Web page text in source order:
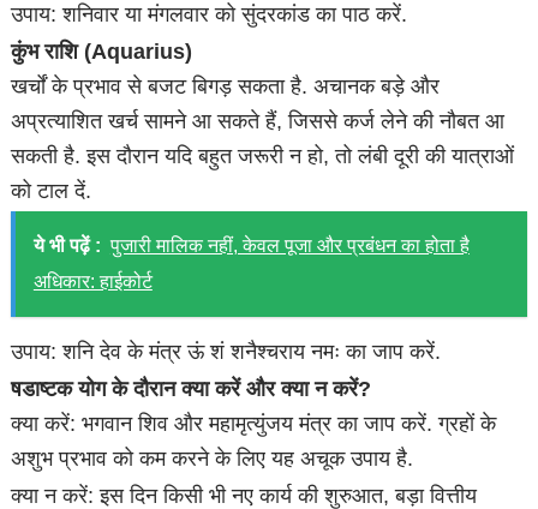
उपाय: शनिवार या मंगलवार को सुंदरकांड का पाठ करें.
कुंभ राशि (Aquarius)
खर्चों के प्रभाव से बजट बिगड़ सकता है. अचानक बड़े और
अप्रत्याशित खर्च सामने आ सकते हैं, जिससे कर्ज लेने की नौबत आ
सकती है. इस दौरान यदि बहुत जरूरी न हो, तो लंबी दूरी की यात्राओं
को टाल दें.
ये भी पढ़ें : पुजारी मालिक नहीं, केवल पूजा और प्रबंधन का होता है
अधिकार: हाईकोर्ट
उपाय: शनि देव के मंत्र ऊं शं शनैश्चराय नमः का जाप करें.
षडाष्टक योग के दौरान क्या करें और क्या न करें?
क्या करें: भगवान शिव और महामृत्युंजय मंत्र का जाप करें. ग्रहों के
अशुभ प्रभाव को कम करने के लिए यह अचूक उपाय है.
क्या न करें: इस दिन किसी भी नए कार्य की शुरुआत, बड़ा वित्तीय